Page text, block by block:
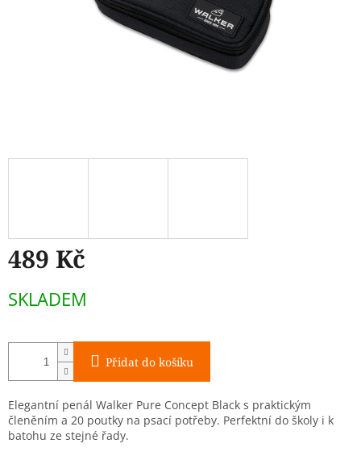
489 Kč
cena:
SKLADEM
Přidat do košíku
Elegantní penál Walker Pure Concept Black s praktickým
členěním a 20 poutky na psací potřeby. Perfektní do školy i k
batohu ze stejné řady.